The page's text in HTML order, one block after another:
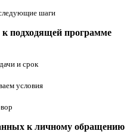
шаги
к подходящей программе
и срок
условия
к личному обращению